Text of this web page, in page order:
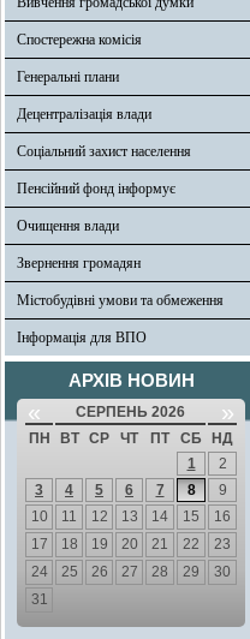
Спостережна комісія
Генеральні плани
Децентралізація влади
Соціальний захист населення
Пенсійний фонд інформує
Очищення влади
Звернення громадян
Містобудівні умови та обмеження
Інформація для ВПО
АРХІВ НОВИН
« СЕРПЕНЬ 2026 »
ПН ВТ СР ЧТ ПТ СБ
НД
1
2
3
4 5 6 7 8
9
10
11 12 13 14 15
16
17
18 19 20 21 22
23
24
25 26 27 28 29
30
31